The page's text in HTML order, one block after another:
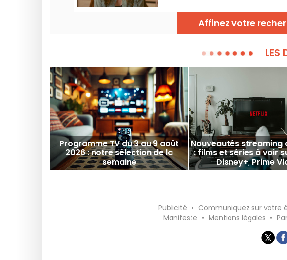
Affinez votre
LES
Programme TV du 3 au 9 août
2026 : notre sélection de la
semaine
Nouveautés streaming
: films et séries à voir
Disney+, Prime
Publicité • Communiquez sur votre
Manifeste • Mentions légales •